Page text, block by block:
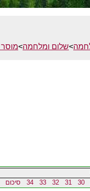
>שלום ומלחמה>מוסר
30
31
32
33
34 סיכום